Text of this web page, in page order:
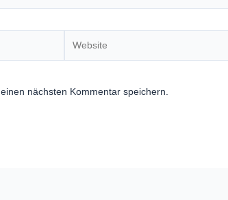
nächsten Kommentar speichern.